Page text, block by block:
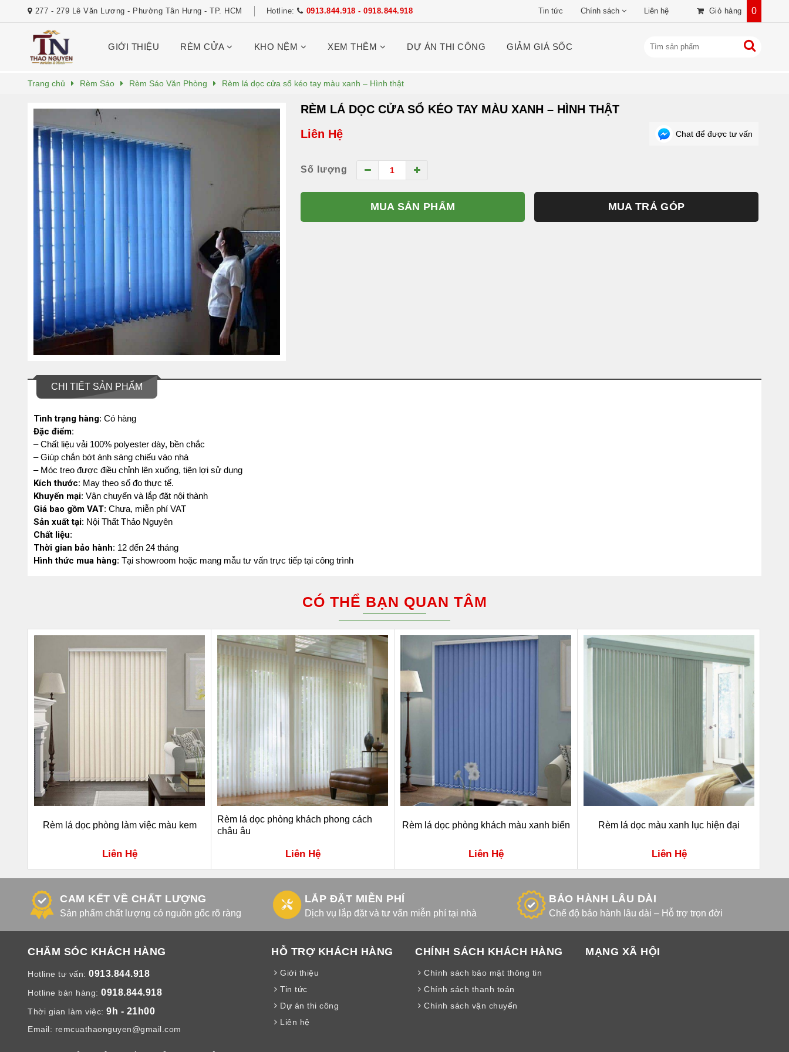
277 - 279 Lê Văn Lương - Phường Tân Hưng - TP. HCM Hotline: 0913.844.918 - 0918.844.918 Tin tức Chính sách Liên hệ Giỏ hàng 0
GIỚI THIỆU RÈM CỬA KHO NỆM XEM THÊM DỰ ÁN THI CÔNG GIẢM GIÁ SỐC
Trang chủ Rèm Sáo Rèm Sáo Văn Phòng Rèm lá dọc cửa sổ kéo tay màu xanh – Hình thật
RÈM LÁ DỌC CỬA SỔ KÉO TAY MÀU XANH – HÌNH THẬT
Liên Hệ
Chat để được tư vấn
Số lượng
MUA SẢN PHẨM MUA TRẢ GÓP
CHI TIẾT SẢN PHẨM
Tình trạng hàng: Có hàng
Đặc điểm:
– Chất liệu vải 100% polyester dày, bền chắc
– Giúp chắn bớt ánh sáng chiếu vào nhà
– Móc treo được điều chỉnh lên xuống, tiện lợi sử dụng
Kích thước: May theo số đo thực tế.
Khuyến mại: Vận chuyển và lắp đặt nội thành
Giá bao gồm VAT: Chưa, miễn phí VAT
Sản xuất tại: Nội Thất Thảo Nguyên
Chất liệu:
Thời gian bảo hành: 12 đến 24 tháng
Hình thức mua hàng: Tại showroom hoặc mang mẫu tư vấn trực tiếp tại công trình
CÓ THỂ BẠN QUAN TÂM
Rèm lá dọc phòng làm việc màu kem
Liên Hệ
Rèm lá dọc phòng khách phong cách
châu âu
Liên Hệ
Rèm lá dọc phòng khách màu xanh biển
Liên Hệ
Rèm lá dọc màu xanh lục hiện đại
Liên Hệ
CAM KẾT VỀ CHẤT LƯỢNG
Sản phẩm chất lượng có nguồn gốc rõ ràng
LẮP ĐẶT MIỄN PHÍ
Dịch vụ lắp đặt và tư vấn miễn phí tại nhà
BẢO HÀNH LÂU DÀI
Chế độ bảo hành lâu dài – Hỗ trợ trọn đời
CHĂM SÓC KHÁCH HÀNG
Hotline tư vấn: 0913.844.918
Hotline bán hàng: 0918.844.918
Thời gian làm việc: 9h - 21h00
Email: remcuathaonguyen@gmail.com
HỖ TRỢ KHÁCH HÀNG
Giới thiệu
Tin tức
Dự án thi công
Liên hệ
CHÍNH SÁCH KHÁCH HÀNG
Chính sách bảo mật thông tin
Chính sách thanh toán
Chính sách vận chuyển
MẠNG XÃ HỘI